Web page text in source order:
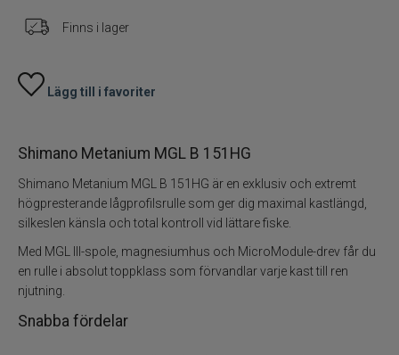
Vinterfiske
Kläder
Varumärken
Finns i lager
Lägg till i favoriter
Shimano Metanium MGL B 151HG
Shimano Metanium MGL B 151HG är en exklusiv och extremt
högpresterande lågprofilsrulle som ger dig maximal kastlängd,
silkeslen känsla och total kontroll vid lättare fiske.
Med MGL III-spole, magnesiumhus och MicroModule-drev får du
en rulle i absolut toppklass som förvandlar varje kast till ren
njutning.
Snabba fördelar